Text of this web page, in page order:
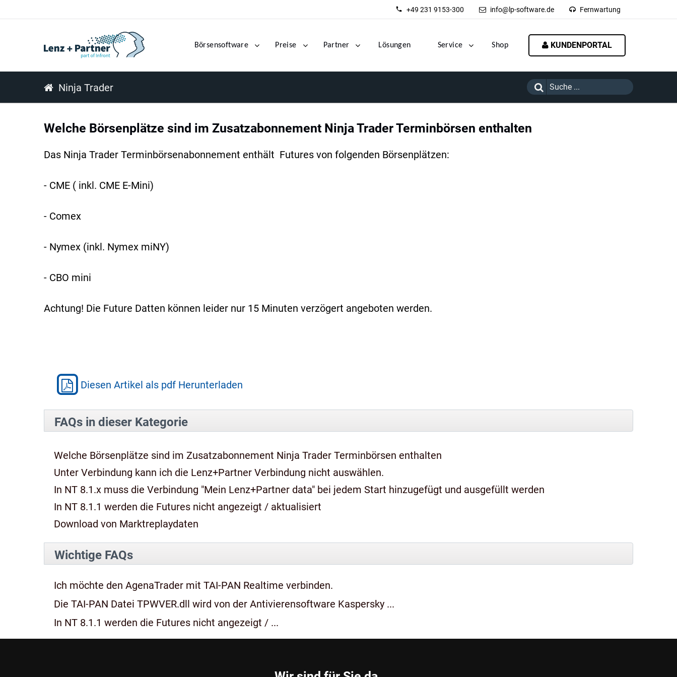
+49 231 9153-300 info@lp-software.de Fernwartung
Börsensoftware Preise Partner Lösungen Service Shop KUNDENPORTAL
Ninja Trader
Welche Börsenplätze sind im Zusatzabonnement Ninja Trader Terminbörsen enthalten
Das Ninja Trader Terminbörsenabonnement enthält Futures von folgenden Börsenplätzen:
- CME ( inkl. CME E-Mini)
- Comex
- Nymex (inkl. Nymex miNY)
- CBO mini
Achtung! Die Future Datten können leider nur 15 Minuten verzögert angeboten werden.
Diesen Artikel als pdf Herunterladen
FAQs in dieser Kategorie
Welche Börsenplätze sind im Zusatzabonnement Ninja Trader Terminbörsen enthalten
Unter Verbindung kann ich die Lenz+Partner Verbindung nicht auswählen.
In NT 8.1.x muss die Verbindung "Mein Lenz+Partner data" bei jedem Start hinzugefügt und ausgefüllt werden
In NT 8.1.1 werden die Futures nicht angezeigt / aktualisiert
Download von Marktreplaydaten
Wichtige FAQs
Ich möchte den AgenaTrader mit TAI-PAN Realtime verbinden.
Die TAI-PAN Datei TPWVER.dll wird von der Antivierensoftware Kaspersky ...
In NT 8.1.1 werden die Futures nicht angezeigt / ...